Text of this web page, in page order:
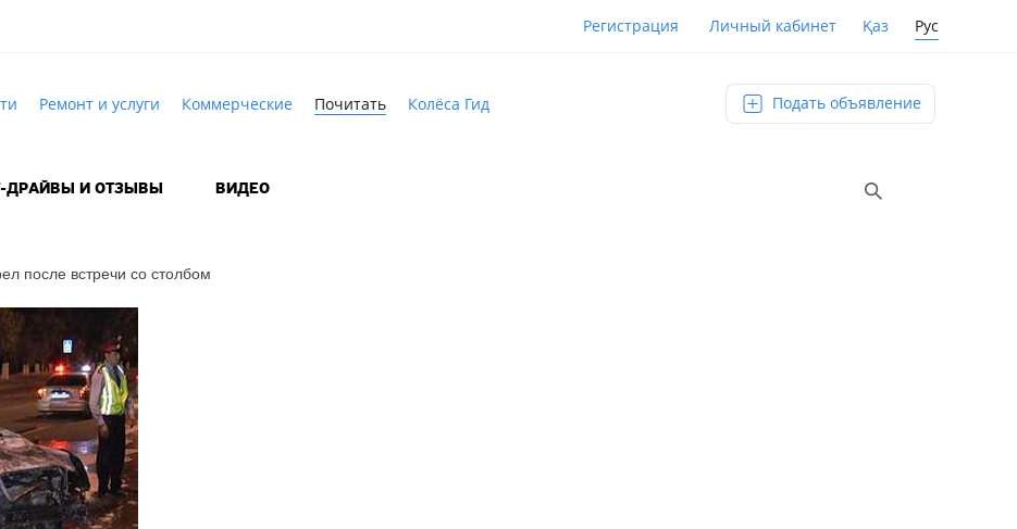
Регистрация Личный кабинет Қаз Рус
Ремонт и услуги Коммерческие Почитать Колёса Гид Подать объявление
ДРАЙВЫ И ОТЗЫВЫ ВИДЕО
после встречи со столбом